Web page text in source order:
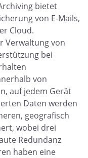
bietet
von E-Mails,
Cloud.
Verwaltung von
bei
von
auf jedem Gerät
Daten werden
geografisch
wobei drei
Redundanz
haben eine